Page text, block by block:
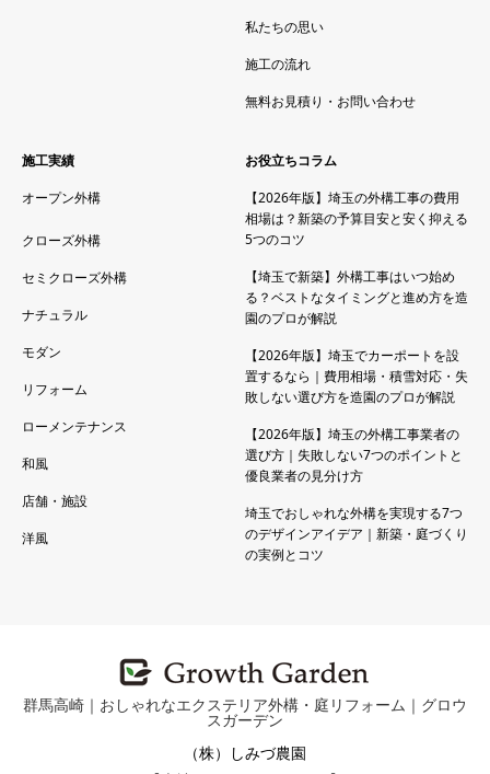
私たちの思い
施工の流れ
無料お見積り・お問い合わせ
施工実績
オープン外構
クローズ外構
セミクローズ外構
ナチュラル
モダン
リフォーム
ローメンテナンス
和風
店舗・施設
洋風
お役立ちコラム
【2026年版】埼玉の外構工事の費用
相場は？新築の予算目安と安く抑える
5つのコツ
【埼玉で新築】外構工事はいつ始め
る？ベストなタイミングと進め方を造
園のプロが解説
【2026年版】埼玉でカーポートを設
置するなら｜費用相場・積雪対応・失
敗しない選び方を造園のプロが解説
【2026年版】埼玉の外構工事業者の
選び方｜失敗しない7つのポイントと
優良業者の見分け方
埼玉でおしゃれな外構を実現する7つ
のデザインアイデア｜新築・庭づくり
の実例とコツ
群馬高崎｜おしゃれなエクステリア外構・庭リフォーム｜グロウ
スガーデン
（株）しみづ農園